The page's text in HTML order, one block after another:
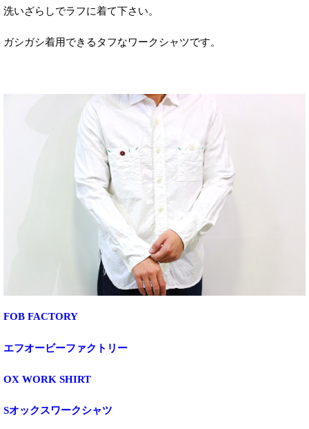
洗いざらしでラフに着て下さい。
ガシガシ着用できるタフなワークシャツです。
FOB FACTORY
エフオービーファクトリー
OX WORK SHIRT
Sオックスワークシャツ